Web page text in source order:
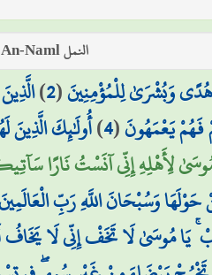
النمل An-Naml
هُدًى وَبُشْرَىٰ لِلْمُؤْمِنِينَ(
2
)
فَهُمْ يَعْمَهُونَ(
4
)أُولَٰئِكَ الَّذِينَ
لِأَهْلِهِ إِنِّي آنَسْتُ نَارًا
وَسُبْحَانَ اللَّهِ رَبِّ
يَا مُوسَىٰ لَا تَخَفْ إِنِّي لَا